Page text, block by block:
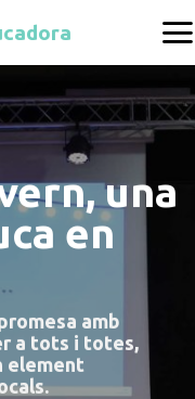
una
en
amb
a tots i totes,
element